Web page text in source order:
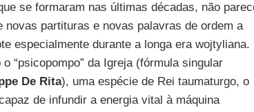
se formaram nas últimas décadas, não
partituras e novas palavras de ordem a
especialmente durante a longa era wojtyliana.
“psicopompo” da Igreja (fórmula singular
De Rita), uma espécie de Rei taumaturgo, o
de infundir a energia vital à máquina